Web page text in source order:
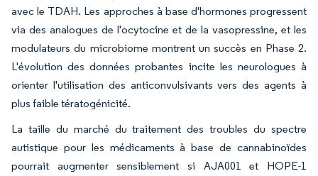
avec le TDAH. Les approches à base d'hormones progressent
via des analogues de l'ocytocine et de la vasopressine, et les
modulateurs du microbiome montrent un succès en Phase 2.
L'évolution des données probantes incite les neurologues à
orienter l'utilisation des anticonvulsivants vers des agents à
plus faible tératogénicité.
La taille du marché du traitement des troubles du spectre
autistique pour les médicaments à base de cannabinoïdes
pourrait augmenter sensiblement si AJA001 et HOPE-1